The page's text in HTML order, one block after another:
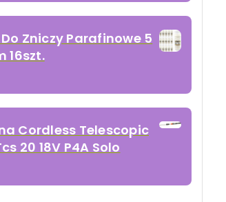
Zniczy Parafinowe 5
16szt.
Cordless Telescopic
20 18V P4A Solo